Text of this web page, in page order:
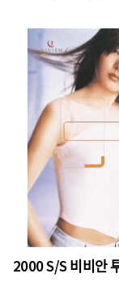
2000 S/S 비비안